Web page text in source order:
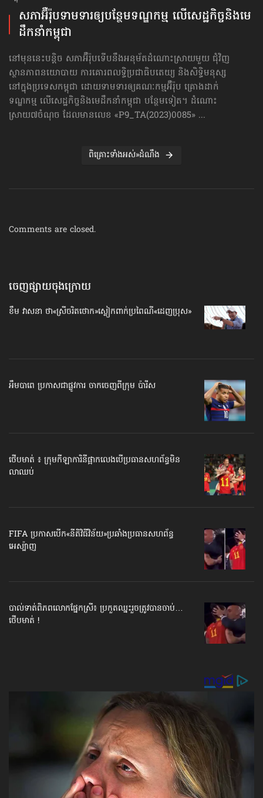
សភាអ៊ឺរ៉ុបទាមទារ​ឲ្យបន្ថែម​ទណ្ឌកម្ម លើសេដ្ឋកិច្ច​និងមេ
ដឹកនាំកម្ពុជា
នៅមុននេះបន្តិច សភាអ៊ឺរ៉ុបទើបនឹងអនុម័តដំណោះស្រាយមួយ ជុំវិញ
ស្ថានភាពនយោបាយ ការគោរព​លទ្ធិ​ប្រជាធិបតេយ្យ និងសិទ្ធិមនុស្ស
នៅក្នុងប្រទេសកម្ពុជា ដោយទាមទារឲ្យគណៈកម្មអ៊ឺរ៉ុប គ្រោងដាក់​
ទណ្ឌកម្ម លើសេដ្ឋកិច្ច​និងមេដឹកនាំកម្ពុជា បន្ថែមទៀត។ ដំណោះ
ស្រាយ៧ចំណុច ដែលមានលេខ «P9_TA(2023)0085» ...
ពិគ្រោះទាំងអស់»ដំណឹង
Comments are closed.
ចេញផ្សាយចុងក្រោយ
ខឹម វាសនា ថា«ស្រីចរិតថោក»​ស្លៀកពាក់ប្រពៃណី​«ដេញប្រុស»
អឹមបាពេ ប្រកាសជាផ្លូវការ ចាកចេញពីក្រុម ប៉ារីស
ថើបមាត់ ៖ ក្រុមកីឡាការិនី​ផ្អាកលេង​​បើប្រធានសហព័ន្ធ​មិន
លាឈប់
FIFA ប្រកាសបើក​«នីតិវិធីវិន័យ»​ប្រឆាំងប្រធានសហព័ន្ធ​
អេស្ប៉ាញ
បាល់ទាត់​ពិភពលោក​ផ្នែកស្រី៖ ប្រកួតឈ្នះរួច​ត្រូវបានចាប់…
ថើបមាត់ !